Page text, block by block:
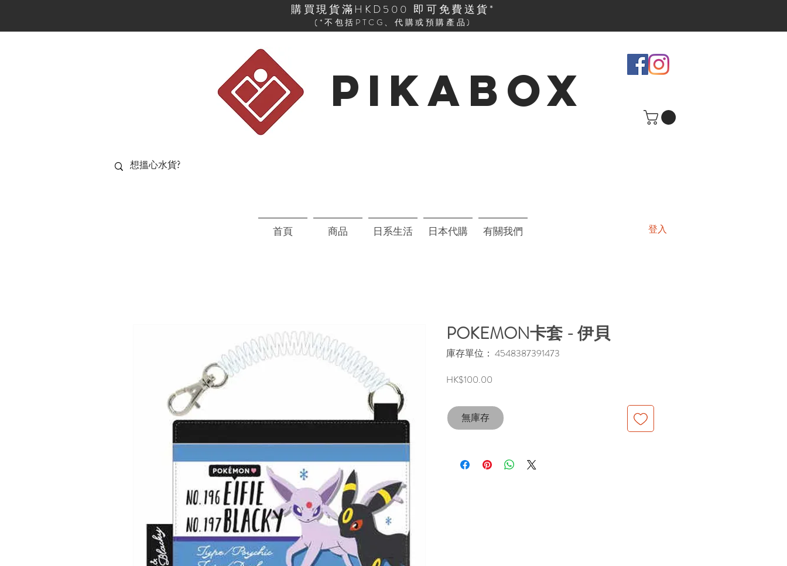
購買現貨滿HKD500 即可免費送貨*
(*不包括PTCG、代購或預購產品)
PIKABOX
首頁 商品 日系生活 日本代購 有關我們 登入
POKEMON卡套 - 伊貝
庫存單位： 4548387391473
HK$100.00
無庫存